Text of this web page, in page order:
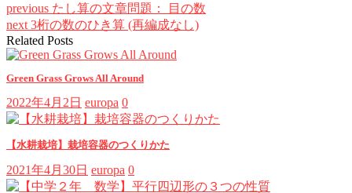
previous たし算の文章問題： 目の数
next 3桁の数のひき算 (再編成なし)
Related Posts
Green Grass Grows All Around
2022年4月2日 europa 0
【水耕栽培】栽培容器のつくりかた
2021年4月30日 europa 0